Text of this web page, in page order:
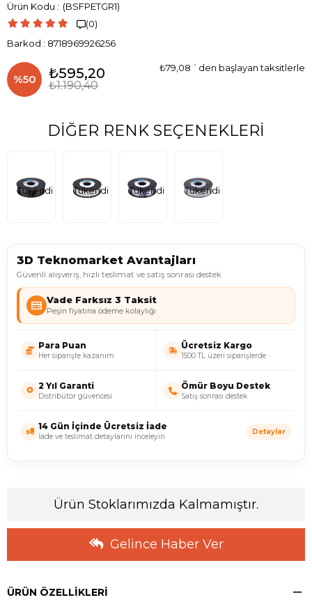
(BSFPETGR1)
(0)
Barkod : 8718969926256
₺1.190,40
₺595,20
%50
₺79,08 `den başlayan taksitlerle
DIĞER RENK SEÇENEKLERI
Tükendi Tükendi Tükendi Tükendi
3D Teknomarket Avantajları
Güvenli alışveriş, hızlı teslimat ve satış sonrası destek
Vade Farksız 3 Taksit
Peşin fiyatına ödeme kolaylığı
Para Puan
Her siparişte kazanım
Ücretsiz Kargo
1500 TL üzeri siparişlerde
2 Yıl Garanti
Distribütör güvencesi
Ömür Boyu Destek
Satış sonrası destek
14 Gün İçinde Ücretsiz İade
İade ve teslimat detaylarını inceleyin
Detaylar
Ürün Stoklarımızda Kalmamıştır.
Gelince Haber Ver
ÜRÜN ÖZELLIKLERI